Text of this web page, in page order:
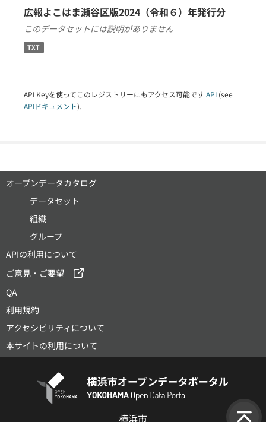
広報よこはま瀬谷区版2024（令和６）年発行分
このデータセットには説明がありません
TXT
API Keyを使ってこのレジストリーにもアクセス可能です API (see
APIドキュメント).
オープンデータカタログ
データセット
組織
グループ
APIの利用について
ご意見・ご要望
QA
利用規約
アクセシビリティについて
本サイトの利用について
横浜市